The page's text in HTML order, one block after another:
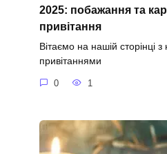
2025: побажання та
привітання
Вітаємо на нашій сторінці
привітаннями
0 1